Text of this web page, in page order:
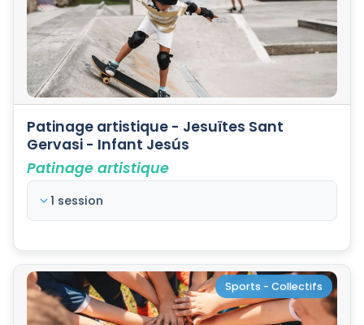
Patinage artistique - Jesuïtes Sant
Gervasi - Infant Jesús
Patinage artistique
1 session
Sports - Collectifs